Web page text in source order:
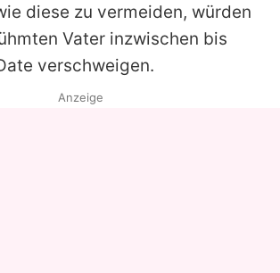
diese zu vermeiden, würden
Vater inzwischen bis
verschweigen.
Anzeige